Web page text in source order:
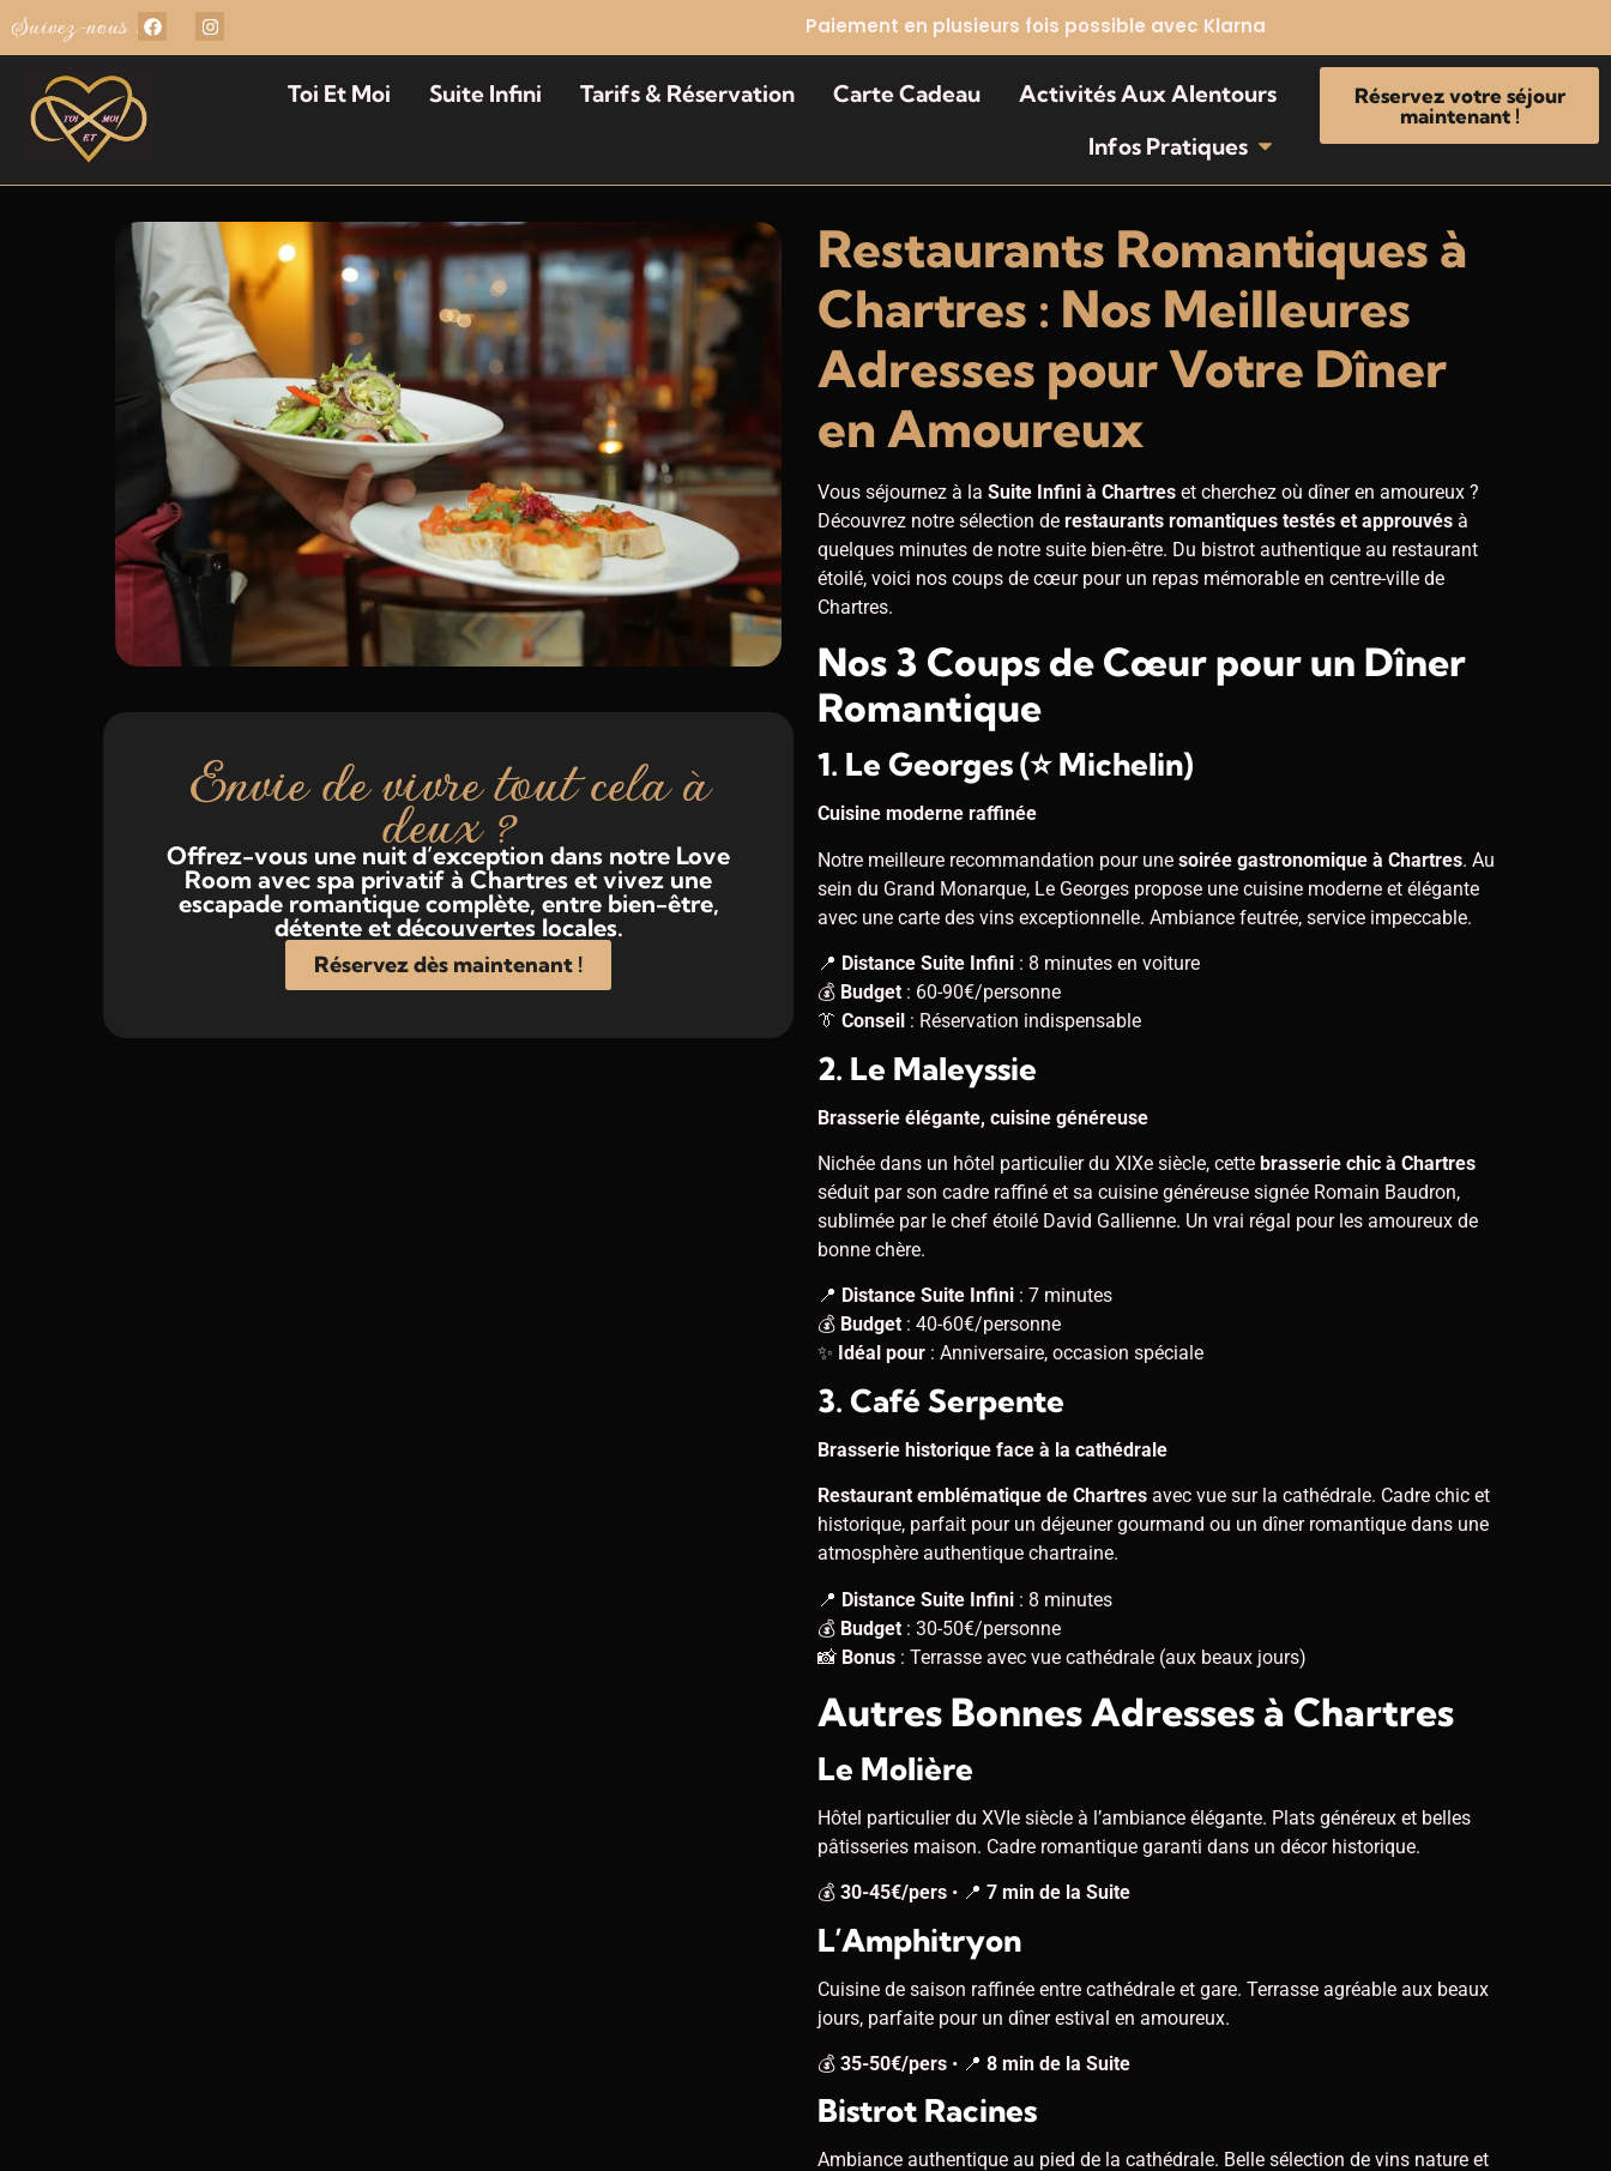
Suivez-nous : Paiement en plusieurs fois possible avec Klarna
Toi Et Moi Suite Infini Tarifs & Réservation Carte Cadeau
Activités Aux Alentours
Infos Pratiques
Réservez votre séjour
maintenant !
Envie de vivre tout cela à
deux ?
Offrez-vous une nuit d’exception dans notre Love
Room avec spa privatif à Chartres et vivez une
escapade romantique complète, entre bien-être,
détente et découvertes locales.
Réservez dès maintenant !
Restaurants Romantiques à
Chartres : Nos Meilleures
Adresses pour Votre Dîner
en Amoureux
Vous séjournez à la Suite Infini à Chartres et cherchez où dîner en amoureux ?
Découvrez notre sélection de restaurants romantiques testés et approuvés à
quelques minutes de notre suite bien-être. Du bistrot authentique au restaurant
étoilé, voici nos coups de cœur pour un repas mémorable en centre-ville de
Chartres.
Nos 3 Coups de Cœur pour un Dîner
Romantique
1. Le Georges (⭐ Michelin)
Cuisine moderne raffinée
Notre meilleure recommandation pour une soirée gastronomique à Chartres. Au
sein du Grand Monarque, Le Georges propose une cuisine moderne et élégante
avec une carte des vins exceptionnelle. Ambiance feutrée, service impeccable.
📍 Distance Suite Infini : 8 minutes en voiture
💰 Budget : 60-90€/personne
👔 Conseil : Réservation indispensable
2. Le Maleyssie
Brasserie élégante, cuisine généreuse
Nichée dans un hôtel particulier du XIXe siècle, cette brasserie chic à Chartres
séduit par son cadre raffiné et sa cuisine généreuse signée Romain Baudron,
sublimée par le chef étoilé David Gallienne. Un vrai régal pour les amoureux de
bonne chère.
📍 Distance Suite Infini : 7 minutes
💰 Budget : 40-60€/personne
✨ Idéal pour : Anniversaire, occasion spéciale
3. Café Serpente
Brasserie historique face à la cathédrale
Restaurant emblématique de Chartres avec vue sur la cathédrale. Cadre chic et
historique, parfait pour un déjeuner gourmand ou un dîner romantique dans une
atmosphère authentique chartraine.
📍 Distance Suite Infini : 8 minutes
💰 Budget : 30-50€/personne
📸 Bonus : Terrasse avec vue cathédrale (aux beaux jours)
Autres Bonnes Adresses à Chartres
Le Molière
Hôtel particulier du XVIe siècle à l’ambiance élégante. Plats généreux et belles
pâtisseries maison. Cadre romantique garanti dans un décor historique.
💰 30-45€/pers • 📍 7 min de la Suite
L’Amphitryon
Cuisine de saison raffinée entre cathédrale et gare. Terrasse agréable aux beaux
jours, parfaite pour un dîner estival en amoureux.
💰 35-50€/pers • 📍 8 min de la Suite
Bistrot Racines
Ambiance authentique au pied de la cathédrale. Belle sélection de vins nature et